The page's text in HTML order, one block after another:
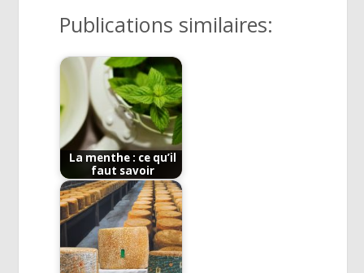
Publications similaires:
La menthe : ce qu’il
faut savoir